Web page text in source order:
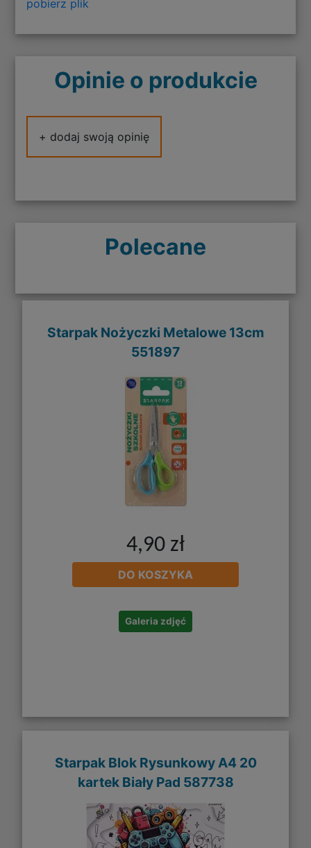
pobierz plik
Opinie o produkcie
+ dodaj swoją opinię
Polecane
Starpak Nożyczki Metalowe 13cm
551897
4,90 zł
DO KOSZYKA
Galeria zdjęć
Starpak Blok Rysunkowy A4 20
kartek Biały Pad 587738